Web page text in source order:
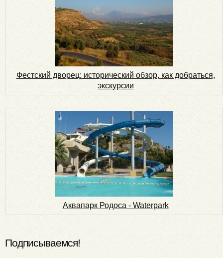
Фестский дворец: исторический обзор, как добраться,
экскурсии
Аквапарк Родоса - Waterpark
Подписываемся!